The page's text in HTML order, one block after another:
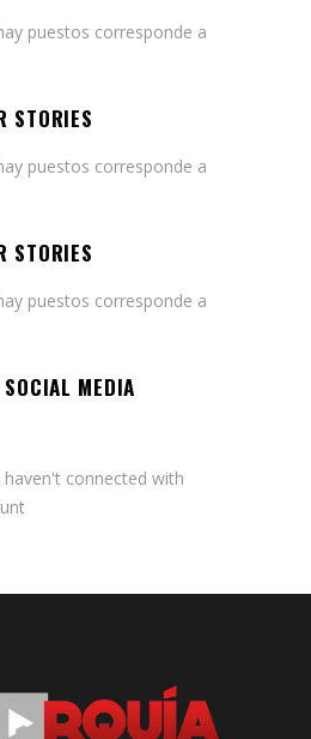
puestos corresponde a
STORIES
puestos corresponde a
STORIES
puestos corresponde a
MEDIA
connected with